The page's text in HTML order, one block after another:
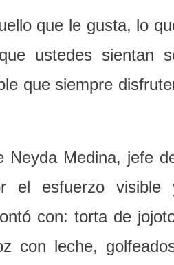
que le gusta, lo
ustedes sientan
que siempre
Neyda Medina, jefe
el esfuerzo visible
con: torta de
con leche,